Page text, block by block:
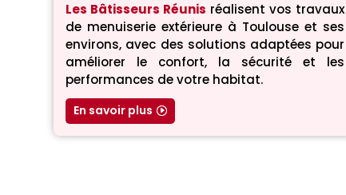
Les Bâtisseurs Réunis réalisent vos travaux
de menuiserie extérieure à Toulouse et ses
environs, avec des solutions adaptées pour
améliorer le confort, la sécurité et les
performances de votre habitat.
En savoir plus